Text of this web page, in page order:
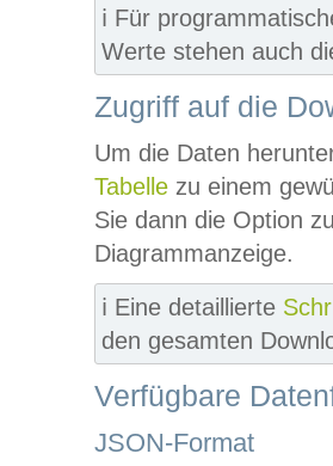
ℹ️ Für
Werte stehen auch
Zugriff auf die
Um die Daten
Tabelle zu einem
Sie dann die Option
Diagrammanzeige.
ℹ️ Eine detaillierte
den gesamten
Verfügbare
JSON-Format